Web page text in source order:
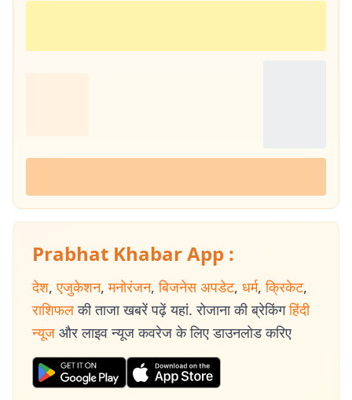
Prabhat Khabar App :
देश, एजुकेशन, मनोरंजन, बिजनेस अपडेट, धर्म, क्रिकेट,
राशिफल की ताजा खबरें पढ़ें यहां. रोजाना की ब्रेकिंग हिंदी
न्यूज और लाइव न्यूज कवरेज के लिए डाउनलोड करिए